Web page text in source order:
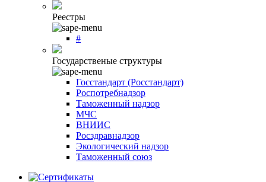
Реестры
#
Государственые структуры
Госстандарт (Росстандарт)
Роспотребнадзор
Таможенный надзор
МЧС
ВНИИС
Росздравнадзор
Экологический надзор
Таможенный союз